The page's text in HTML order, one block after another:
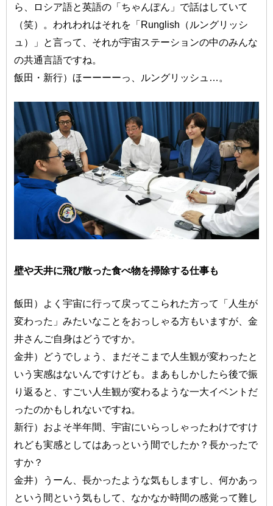
ら、ロシア語と英語の「ちゃんぽん」で話はしていて
（笑）。われわれはそれを「Runglish（ルングリッシ
ュ）」と言って、それが宇宙ステーションの中のみんな
の共通言語ですね。
飯田・新行）ほーーーーっ、ルングリッシュ…。
壁や天井に飛び散った食べ物を掃除する仕事も
飯田）よく宇宙に行って戻ってこられた方って「人生が
変わった」みたいなことをおっしゃる方もいますが、金
井さんご自身はどうですか。
金井）どうでしょう、まだそこまで人生観が変わったと
いう実感はないんですけども。まあもしかしたら後で振
り返ると、すごい人生観が変わるような一大イベントだ
ったのかもしれないですね。
新行）およそ半年間、宇宙にいらっしゃったわけですけ
れども実感としてはあっという間でしたか？長かったで
すか？
金井）うーん、長かったような気もしますし、何かあっ
という間という気もして、なかなか時間の感覚って難し